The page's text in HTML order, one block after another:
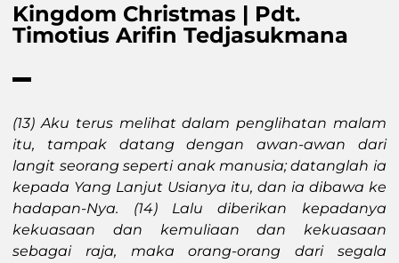
Kingdom Christmas | Pdt.
Timotius Arifin Tedjasukmana
(13) Aku terus melihat dalam penglihatan malam
itu, tampak datang dengan awan-awan dari
langit seorang seperti anak manusia; datanglah ia
kepada Yang Lanjut Usianya itu, dan ia dibawa ke
hadapan-Nya. (14) Lalu diberikan kepadanya
kekuasaan dan kemuliaan dan kekuasaan
sebagai raja, maka orang-orang dari segala